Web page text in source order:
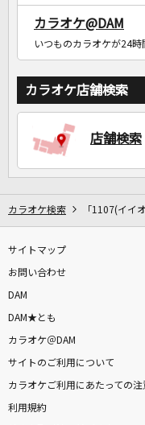
カラオケ@DAM
いつものカラオケが24時
カラオケ店舗検索
店舗検索
カラオケ検索 「1107(イイ
サイトマップ
お問い合わせ
DAM
DAM★とも
カラオケ＠DAM
サイトのご利用について
カラオケご利用にあたっての注
利用規約